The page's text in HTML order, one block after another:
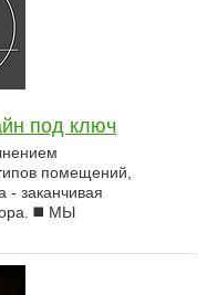
под ключ
помещений,
- заканчивая
◼️ МЫ